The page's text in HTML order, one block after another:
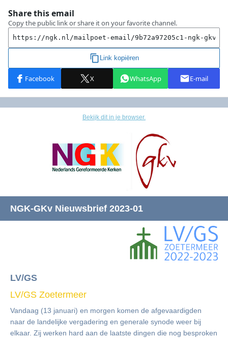
Bekijk dit in je browser.
NGK-GKv Nieuwsbrief 2023-01
LV/GS
LV/GS Zoetermeer
Vandaag (13 januari) en morgen komen de afgevaardigden
naar de landelijke vergadering en generale synode weer bij
elkaar. Zij werken hard aan de laatste dingen die nog besproken